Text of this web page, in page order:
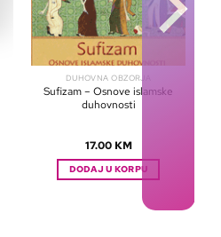
DUHOVNA OBZORJA
Sufizam – Osnove islamske
duhovnosti
17.00 KM
DODAJ U KORPU